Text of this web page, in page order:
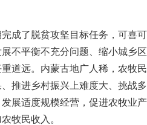
成了脱贫攻坚目标任务，可喜
不平衡不充分问题、缩小城乡
道远。内蒙古地广人稀，农牧
推进乡村振兴上难度大、挑战
展适度规模经营，促进农牧业
牧民收入。